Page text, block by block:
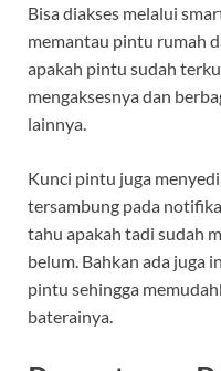
Bisa diakses melalui
memantau pintu rumah
apakah pintu sudah
mengaksesnya dan
lainnya.
Kunci pintu juga
tersambung pada
tahu apakah tadi sudah
belum. Bahkan ada juga
pintu sehingga
baterainya.